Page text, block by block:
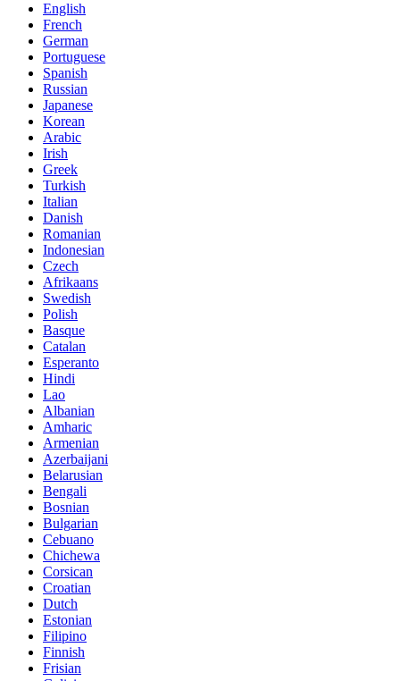
English
French
German
Portuguese
Spanish
Russian
Japanese
Korean
Arabic
Irish
Greek
Turkish
Italian
Danish
Romanian
Indonesian
Czech
Afrikaans
Swedish
Polish
Basque
Catalan
Esperanto
Hindi
Lao
Albanian
Amharic
Armenian
Azerbaijani
Belarusian
Bengali
Bosnian
Bulgarian
Cebuano
Chichewa
Corsican
Croatian
Dutch
Estonian
Filipino
Finnish
Frisian